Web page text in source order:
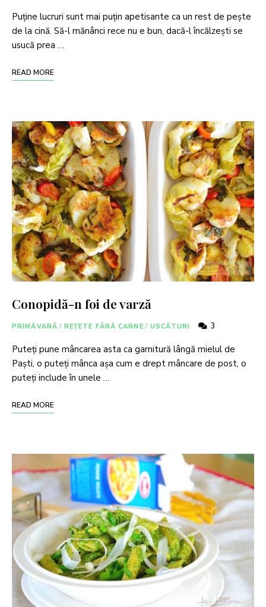
Puține lucruri sunt mai puțin apetisante ca un rest de pește
de la cină. Să-l mănânci rece nu e bun, dacă-l încălzești se
usucă prea …
READ MORE
Conopidă-n foi de varză
PRIMĂVARĂ / REȚETE FĂRĂ CARNE / USCĂTURI 3
Puteți pune mâncarea asta ca garnitură lângă mielul de
Paști, o puteți mânca așa cum e drept mâncare de post, o
puteți include în unele …
READ MORE